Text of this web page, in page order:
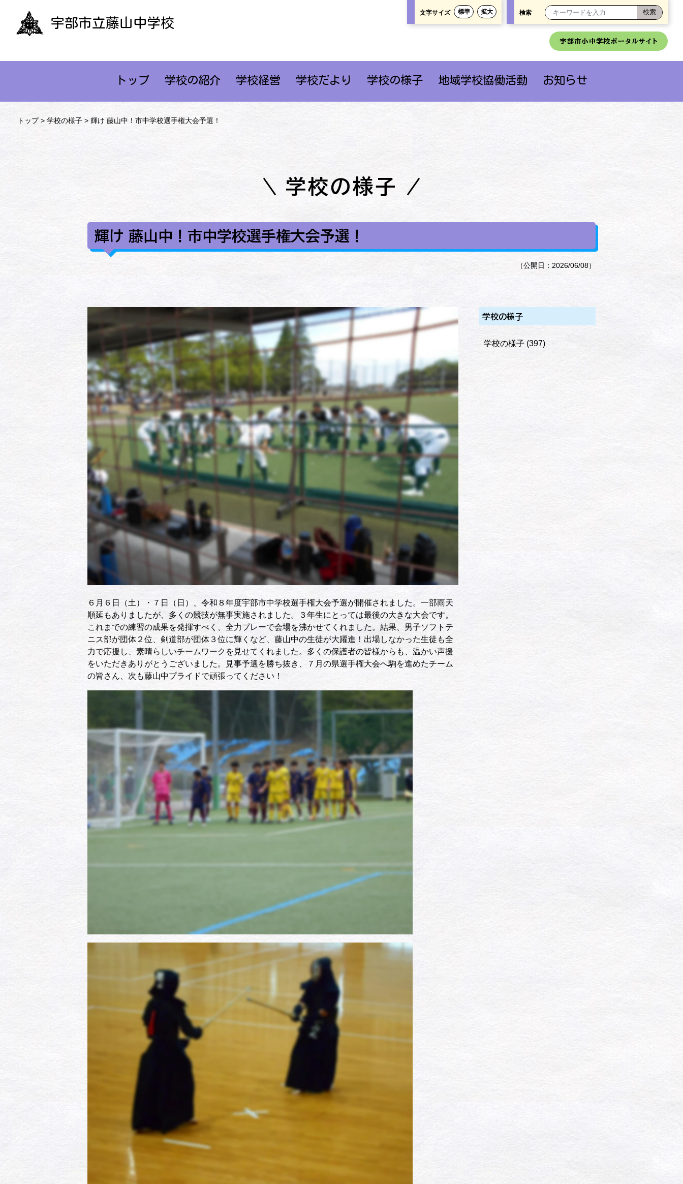
宇部市立藤山中学校
文字サイズ 標準 拡大 検索
宇部市小中学校ポータルサイト
トップ 学校の紹介 学校経営 学校だより 学校の様子 地域学校協働活動 お知らせ
トップ> 学校の様子> 輝け 藤山中！市中学校選手権大会予選！
学校の様子
輝け 藤山中！市中学校選手権大会予選！
（公開日：2026/06/08）
６月６日（土）・７日（日）、令和８年度宇部市中学校選手権大会予選が開催されました。一部雨天
順延もありましたが、多くの競技が無事実施されました。３年生にとっては最後の大きな大会です。
これまでの練習の成果を発揮すべく、全力プレーで会場を沸かせてくれました。結果、男子ソフトテ
ニス部が団体２位、剣道部が団体３位に輝くなど、藤山中の生徒が大躍進！出場しなかった生徒も全
力で応援し、素晴らしいチームワークを見せてくれました。多くの保護者の皆様からも、温かい声援
をいただきありがとうございました。見事予選を勝ち抜き、７月の県選手権大会へ駒を進めたチーム
の皆さん、次も藤山中プライドで頑張ってください！
学校の様子
学校の様子 (397)